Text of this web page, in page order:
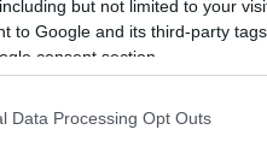
but not limited to your
to Google and its third-party
consent section.
Data Processing Opt Outs
In primo luogo, i
ripercussioni
aziende svizzere temono di